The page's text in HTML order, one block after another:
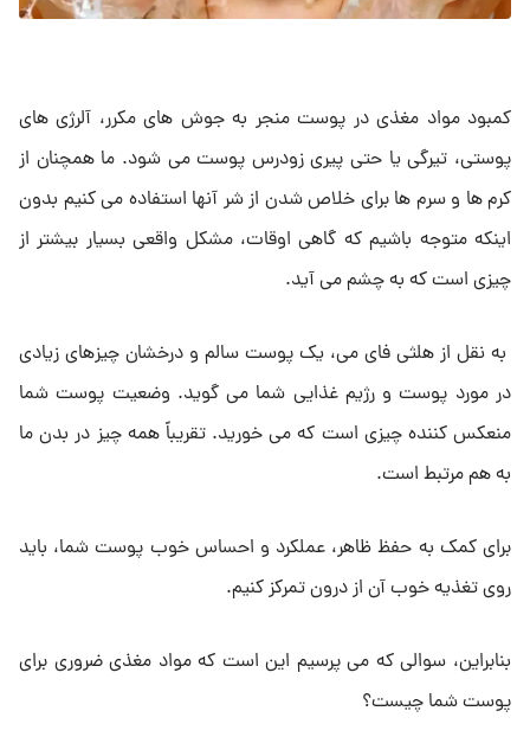
کمبود مواد مغذی در پوست منجر به جوش های مکرر، آلرژی های
پوستی، تیرگی یا حتی پیری زودرس پوست می شود. ما همچنان از
کرم ها و سرم ها برای خلاص شدن از شر آنها استفاده می کنیم بدون
اینکه متوجه باشیم که گاهی اوقات، مشکل واقعی بسیار بیشتر از
چیزی است که به چشم می آید.
به نقل از هلثی فای می، یک پوست سالم و درخشان چیزهای زیادی
در مورد پوست و رژیم غذایی شما می گوید. وضعیت پوست شما
منعکس کننده چیزی است که می خورید. تقریباً همه چیز در بدن ما
به هم مرتبط است.
برای کمک به حفظ ظاهر، عملکرد و احساس خوب پوست شما، باید
روی تغذیه خوب آن از درون تمرکز کنیم.
بنابراین، سوالی که می پرسیم این است که مواد مغذی ضروری برای
پوست شما چیست؟